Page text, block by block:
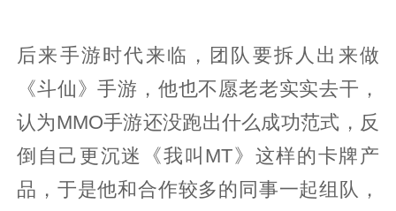
后来手游时代来临，团队要拆人出来做
《斗仙》手游，他也不愿老老实实去干，
认为MMO手游还没跑出什么成功范式，反
倒自己更沉迷《我叫MT》这样的卡牌产
品，于是他和合作较多的同事一起组队，